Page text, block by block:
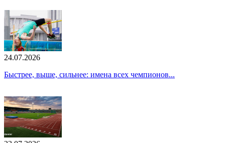
24.07.2026
Быстрее, выше, сильнее: имена всех чемпионов...